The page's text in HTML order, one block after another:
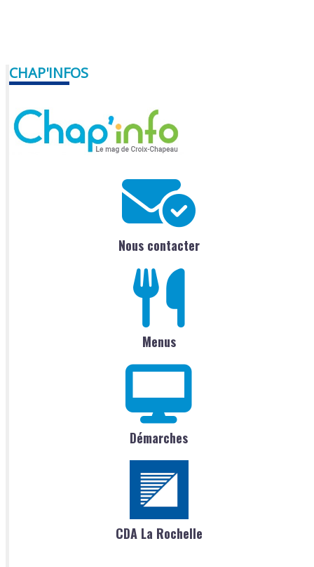
CHAP'INFOS
Nous contacter
Menus
Démarches
CDA La Rochelle